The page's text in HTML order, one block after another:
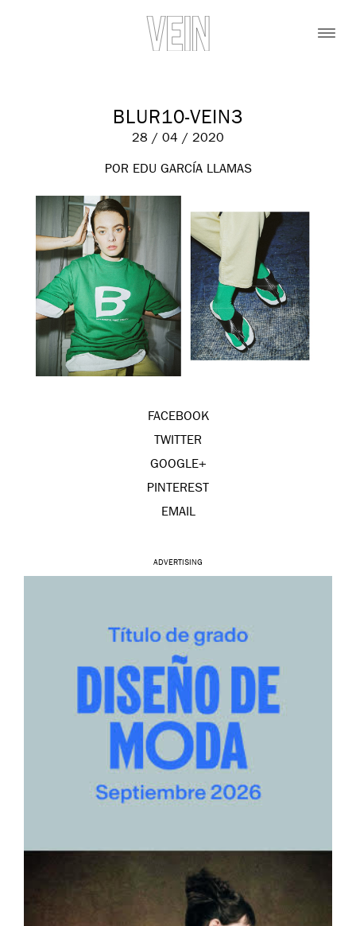
BLUR10-VEIN3
28 / 04 / 2020
POR EDU GARCÍA LLAMAS
FACEBOOK
TWITTER
GOOGLE+
PINTEREST
EMAIL
ADVERTISING